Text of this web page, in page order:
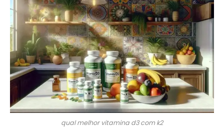
qual melhor vitamina d3 com k2